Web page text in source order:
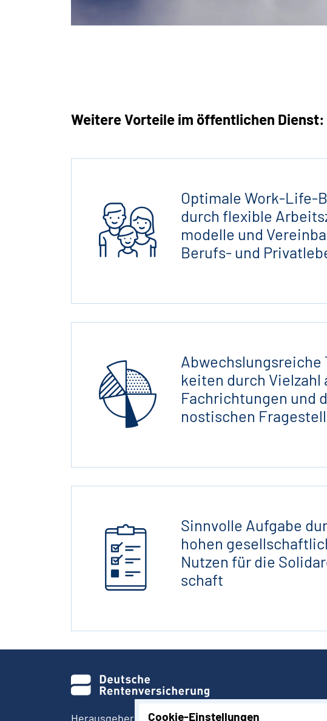
Weitere Vorteile im öffentlichen Dienst:
C
Optimale Work-Life-
durch flexible
modelle und
Berufs- und
D
keiten durch Vielzahl
Fachrichtungen und
nosti­schen
z
Sinnvolle Auf­gabe
hohen
Nutzen für die
schaft
Herausgeber: Deutsche Rentenversicherung
Cookie-Einstellungen